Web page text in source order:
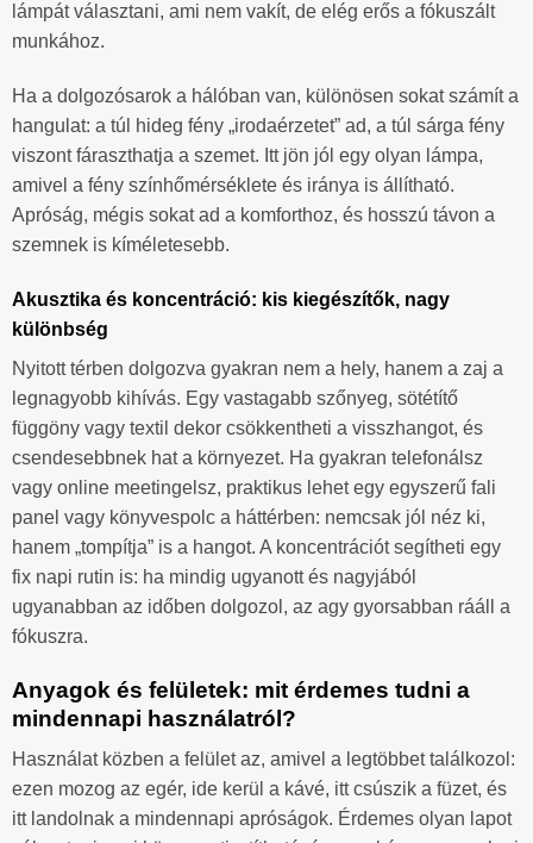
lámpát választani, ami nem vakít, de elég erős a fókuszált
munkához.
Ha a dolgozósarok a hálóban van, különösen sokat számít a
hangulat: a túl hideg fény „irodaérzetet” ad, a túl sárga fény
viszont fáraszthatja a szemet. Itt jön jól egy olyan lámpa,
amivel a fény színhőmérséklete és iránya is állítható.
Apróság, mégis sokat ad a komforthoz, és hosszú távon a
szemnek is kíméletesebb.
Akusztika és koncentráció: kis kiegészítők, nagy
különbség
Nyitott térben dolgozva gyakran nem a hely, hanem a zaj a
legnagyobb kihívás. Egy vastagabb szőnyeg, sötétítő
függöny vagy textil dekor csökkentheti a visszhangot, és
csendesebbnek hat a környezet. Ha gyakran telefonálsz
vagy online meetingelsz, praktikus lehet egy egyszerű fali
panel vagy könyvespolc a háttérben: nemcsak jól néz ki,
hanem „tompítja” is a hangot. A koncentrációt segítheti egy
fix napi rutin is: ha mindig ugyanott és nagyjából
ugyanabban az időben dolgozol, az agy gyorsabban rááll a
fókuszra.
Anyagok és felületek: mit érdemes tudni a
mindennapi használatról?
Használat közben a felület az, amivel a legtöbbet találkozol:
ezen mozog az egér, ide kerül a kávé, itt csúszik a füzet, és
itt landolnak a mindennapi apróságok. Érdemes olyan lapot